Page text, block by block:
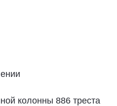
колонны 886 треста